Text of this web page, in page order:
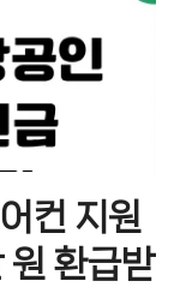
컨 지원
환급받